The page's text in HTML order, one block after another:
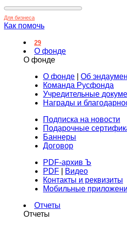
Для бизнеса
Как помочь
29
О фонде
О фонде
О фонде
Об
Команда Русфонда
Учредительные
Награды и
Подписка на новости
Подарочные
Баннеры
Договор
PDF-архив Ъ
PDF
Видео
Контакты и реквизиты
Мобильные
Отчеты
Отчеты